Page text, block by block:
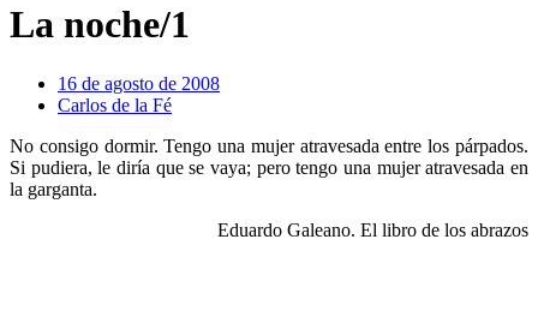
La noche/1
16 de agosto de 2008
Carlos de la Fé
No consigo dormir. Tengo una mujer atravesada entre los párpados.
Si pudiera, le diría que se vaya; pero tengo una mujer atravesada en
la garganta.
Eduardo Galeano. El libro de los abrazos